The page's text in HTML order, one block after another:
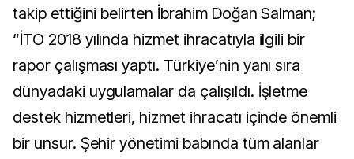
takip ettiğini belirten İbrahim Doğan Salman;
“İTO 2018 yılında hizmet ihracatıyla ilgili bir
rapor çalışması yaptı. Türkiye’nin yanı sıra
dünyadaki uygulamalar da çalışıldı. İşletme
destek hizmetleri, hizmet ihracatı içinde önemli
bir unsur. Şehir yönetimi babında tüm alanlar